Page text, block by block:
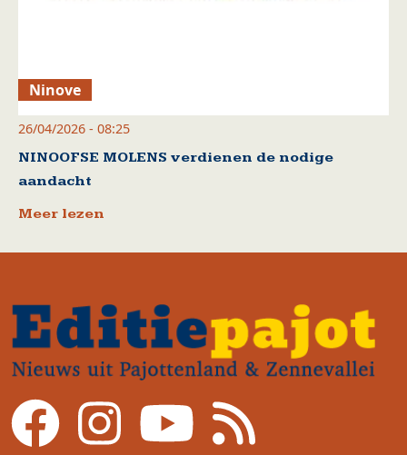
Ninove
26/04/2026 - 08:25
NINOOFSE MOLENS verdienen de nodige
aandacht
Meer lezen